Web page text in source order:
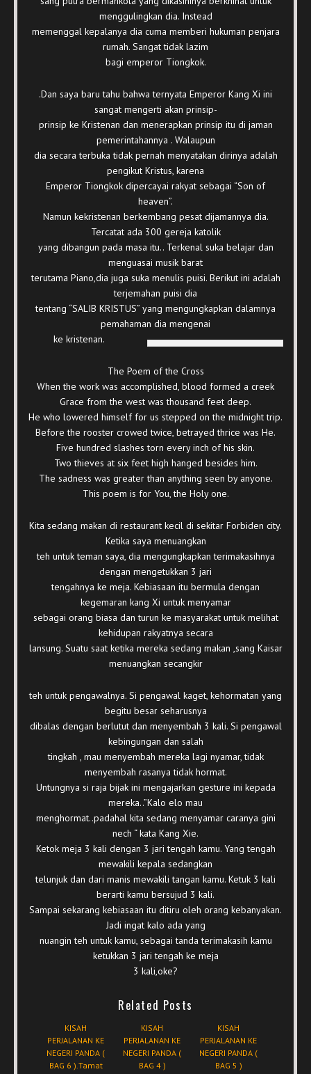
menggulingkan dia. Instead
memenggal kepalanya dia cuma memberi hukuman penjara
rumah. Sangat tidak lazim
bagi emperor Tiongkok.
.Dan saya baru tahu bahwa ternyata Emperor Kang Xi ini
sangat mengerti akan prinsip-
prinsip ke Kristenan dan menerapkan prinsip itu di jaman
pemerintahannya . Walaupun
dia secara terbuka tidak pernah menyatakan dirinya adalah
pengikut Kristus, karena
Emperor Tiongkok dipercayai rakyat sebagai “Son of
heaven”.
Namun kekristenan berkembang pesat dijamannya dia.
Tercatat ada 300 gereja katolik
yang dibangun pada masa itu.. Terkenal suka belajar dan
menguasai musik barat
terutama Piano,dia juga suka menulis puisi. Berikut ini adalah
terjemahan puisi dia
tentang “SALIB KRISTUS” yang mengungkapkan dalamnya
pemahaman dia mengenai
ke kristenan.
The Poem of the Cross
When the work was accomplished, blood formed a creek
Grace from the west was thousand feet deep.
He who lowered himself for us stepped on the midnight trip.
Before the rooster crowed twice, betrayed thrice was He.
Five hundred slashes torn every inch of his skin.
Two thieves at six feet high hanged besides him.
The sadness was greater than anything seen by anyone.
This poem is for You, the Holy one.
Kita sedang makan di restaurant kecil di sekitar Forbiden city.
Ketika saya menuangkan
teh untuk teman saya, dia mengungkapkan terimakasihnya
dengan mengetukkan 3 jari
tengahnya ke meja. Kebiasaan itu bermula dengan
kegemaran kang Xi untuk menyamar
sebagai orang biasa dan turun ke masyarakat untuk melihat
kehidupan rakyatnya secara
lansung. Suatu saat ketika mereka sedang makan ,sang Kaisar
menuangkan secangkir
teh untuk pengawalnya. Si pengawal kaget, kehormatan yang
begitu besar seharusnya
dibalas dengan berlutut dan menyembah 3 kali. Si pengawal
kebingungan dan salah
tingkah , mau menyembah mereka lagi nyamar, tidak
menyembah rasanya tidak hormat.
Untungnya si raja bijak ini mengajarkan gesture ini kepada
mereka..”Kalo elo mau
menghormat..padahal kita sedang menyamar caranya gini
nech “ kata Kang Xie.
Ketok meja 3 kali dengan 3 jari tengah kamu. Yang tengah
mewakili kepala sedangkan
telunjuk dan dari manis mewakili tangan kamu. Ketuk 3 kali
berarti kamu bersujud 3 kali.
Sampai sekarang kebiasaan itu ditiru oleh orang kebanyakan.
Jadi ingat kalo ada yang
nuangin teh untuk kamu, sebagai tanda terimakasih kamu
ketukkan 3 jari tengah ke meja
3 kali,oke?
Related Posts
KISAH
PERJALANAN KE
NEGERI PANDA (
BAG 6 ).Tamat
KISAH
PERJALANAN KE
NEGERI PANDA (
BAG 4 )
KISAH
PERJALANAN KE
NEGERI PANDA (
BAG 5 )